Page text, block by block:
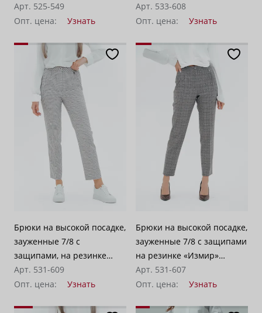
черным
Арт. 525-549
Опт. цена:
Узнать
бежевые
Арт. 533-608
Опт. цена:
Узнать
Брюки на высокой посадке,
зауженные 7/8 с
защипами, на резинке
«Кассель» светло-серые
Арт. 531-609
Опт. цена:
Узнать
Брюки на высокой посадке,
зауженные 7/8 с защипами
на резинке «Измир»
светло-серые
Арт. 531-607
Опт. цена:
Узнать